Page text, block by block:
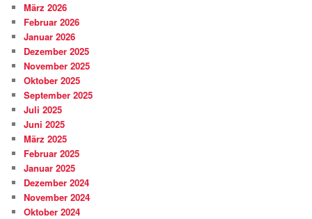
März 2026
Februar 2026
Januar 2026
Dezember 2025
November 2025
Oktober 2025
September 2025
Juli 2025
Juni 2025
März 2025
Februar 2025
Januar 2025
Dezember 2024
November 2024
Oktober 2024